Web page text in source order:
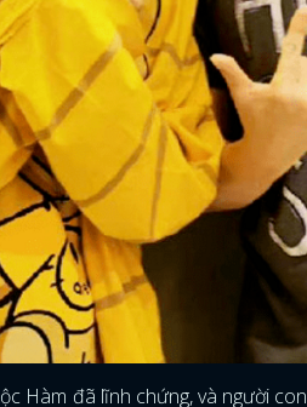
Hàm đã lĩnh chứng, và người con